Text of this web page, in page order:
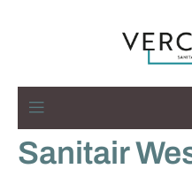
Sanitair